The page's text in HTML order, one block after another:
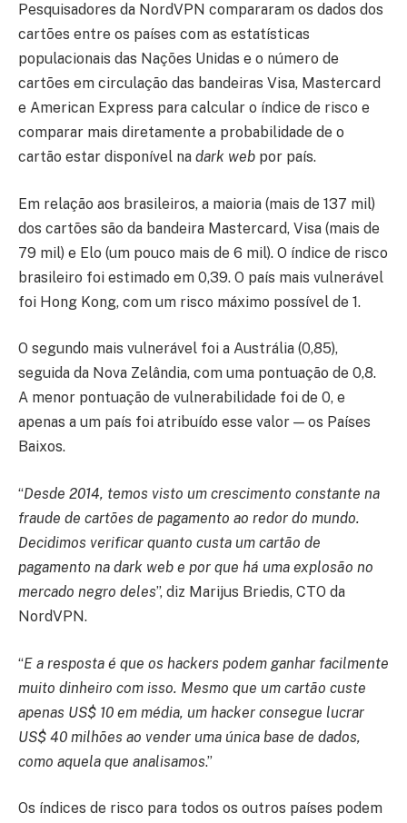
Pesquisadores da NordVPN compararam os dados dos
cartões entre os países com as estatísticas
populacionais das Nações Unidas e o número de
cartões em circulação das bandeiras Visa, Mastercard
e American Express para calcular o índice de risco e
comparar mais diretamente a probabilidade de o
cartão estar disponível na dark web por país.
Em relação aos brasileiros, a maioria (mais de 137 mil)
dos cartões são da bandeira Mastercard, Visa (mais de
79 mil) e Elo (um pouco mais de 6 mil). O índice de risco
brasileiro foi estimado em 0,39. O país mais vulnerável
foi Hong Kong, com um risco máximo possível de 1.
O segundo mais vulnerável foi a Austrália (0,85),
seguida da Nova Zelândia, com uma pontuação de 0,8.
A menor pontuação de vulnerabilidade foi de 0, e
apenas a um país foi atribuído esse valor — os Países
Baixos.
“Desde 2014, temos visto um crescimento constante na
fraude de cartões de pagamento ao redor do mundo.
Decidimos verificar quanto custa um cartão de
pagamento na dark web e por que há uma explosão no
mercado negro deles”, diz Marijus Briedis, CTO da
NordVPN.
“E a resposta é que os hackers podem ganhar facilmente
muito dinheiro com isso. Mesmo que um cartão custe
apenas US$ 10 em média, um hacker consegue lucrar
US$ 40 milhões ao vender uma única base de dados,
como aquela que analisamos.”
Os índices de risco para todos os outros países podem